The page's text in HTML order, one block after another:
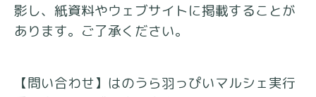
影し、紙資料やウェブサイトに掲載することが
あります。ご了承ください。
【問い合わせ】はのうら羽っぴいマルシェ実行